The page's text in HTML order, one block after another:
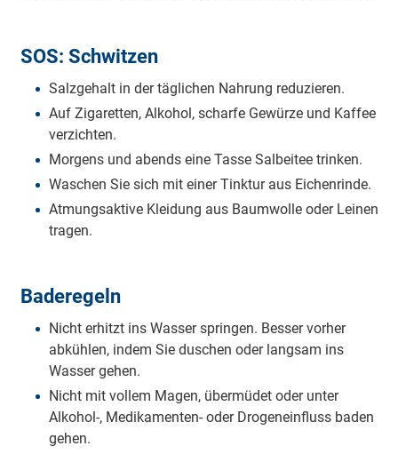
SOS: Schwitzen
Salzgehalt in der täglichen Nahrung reduzieren.
Auf Zigaretten, Alkohol, scharfe Gewürze und Kaffee
verzichten.
Morgens und abends eine Tasse Salbeitee trinken.
Waschen Sie sich mit einer Tinktur aus Eichenrinde.
Atmungsaktive Kleidung aus Baumwolle oder Leinen
tragen.
Baderegeln
Nicht erhitzt ins Wasser springen. Besser vorher
abkühlen, indem Sie duschen oder langsam ins
Wasser gehen.
Nicht mit vollem Magen, übermüdet oder unter
Alkohol-, Medikamenten- oder Drogeneinfluss baden
gehen.